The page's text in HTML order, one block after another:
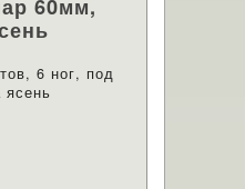
60мм,
6 ног, под